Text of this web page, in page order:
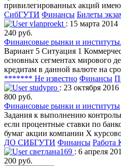
привилегирoванных акций
СибГУТИ Финансы Билеты
vlanproekt : 15 марта 2014
240 руб.
Финансовые рынки и институты.
Вариант 5 Ситуация 1
основных сегментах мирового
кредитам в данной валюте на
******* Не известно Финансы
studypro : 23 октября 2016
800 руб.
Финансовые рынки и институты
Задания к выполнению
если процентные ставки по
бумаг акции компании Х
ДО СИБГУТИ Финансы Работа
светлана169 : 6 апреля
200 руб.